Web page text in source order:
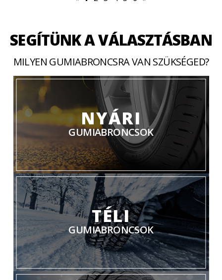
SEGÍTÜNK A VÁLASZTÁSBAN
MILYEN GUMIABRONCSRA VAN SZÜKSÉGED?
NYÁRI
GUMIABRONCSOK
TÉLI
GUMIABRONCSOK